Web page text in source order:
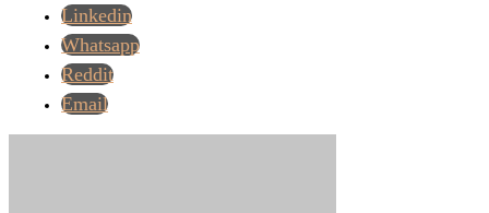
Linkedin
Whatsapp
Reddit
Email